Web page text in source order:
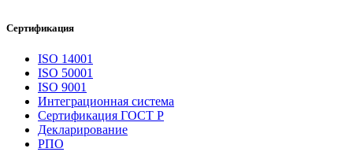
Сертификация
ISO 14001
ISO 50001
ISO 9001
Интеграционная система
Сертификация ГОСТ Р
Декларирование
РПО